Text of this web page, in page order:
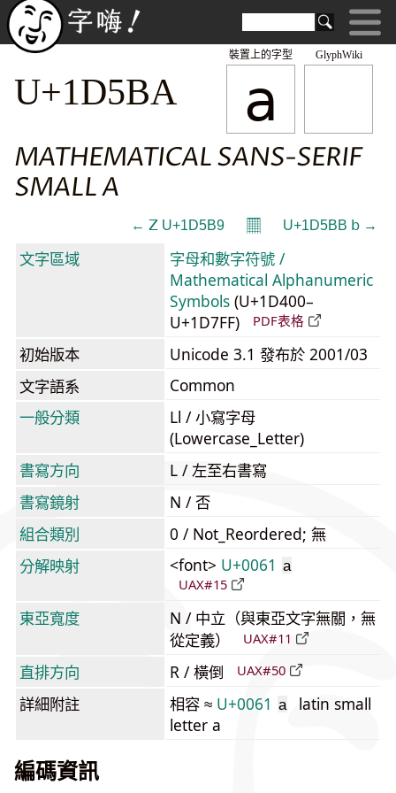
GlyphWiki
𝖺
裝置上的字型
U+1D5BA
MATHEMATICAL SANS-SERIF
SMALL A
← 𝖹 U+1D5B9 𝄜 U+1D5BB 𝖻 →
文字區域
字母和數字符號 /
Mathematical Alphanumeric
Symbols (U+1D400–
U+1D7FF)
PDF表格
初始版本
Unicode 3.1 發布於 2001/03
文字語系
Common
一般分類
Ll / 小寫字母
(Lowercase_Letter)
書寫方向
L / 左至右書寫
書寫鏡射
N / 否
組合類別
0 / Not_Reordered; 無
分解映射
<font> U+0061 a
UAX#15
東亞寬度
N / 中立（與東亞文字無關，無
從定義）
UAX#11
直排方向 R / 橫倒 UAX#50
詳細附註 相容 ≈ U+0061 a
latin small
letter a
編碼資訊